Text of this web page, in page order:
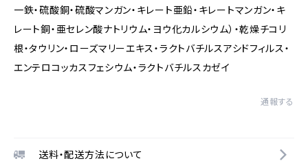
一鉄・硫酸銅・硫酸マンガン・キレート亜鉛・キレートマンガン・キ
レート銅・亜セレン酸ナトリウム・ヨウ化カルシウム）・乾燥チコリ
根・タウリン・ローズマリーエキス・ラクトバチルスアシドフィルス・
エンテロコッカスフェシウム・ラクトバチルスカゼイ
通報する
送料・配送方法について